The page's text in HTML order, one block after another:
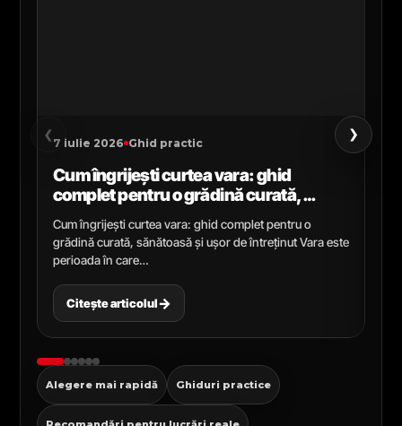
‹ 7 iulie 2026 Ghid practic
Cum îngrijești curtea vara: ghid
complet pentru o grădină curată,
sănătoasă și ușor de întreținut
Cum îngrijești curtea vara: ghid complet pentru o
grădină curată, sănătoasă și ușor de întreținut Vara este
perioada în care…
Citește articolul→
›
Alegere mai rapidă Ghiduri practice